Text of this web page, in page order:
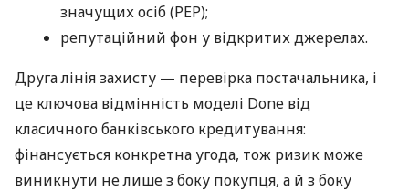
значущих осіб (PEP);
репутаційний фон у відкритих джерелах.
Друга лінія захисту — перевірка постачальника, і
це ключова відмінність моделі Done від
класичного банківського кредитування:
фінансується конкретна угода, тож ризик може
виникнути не лише з боку покупця, а й з боку